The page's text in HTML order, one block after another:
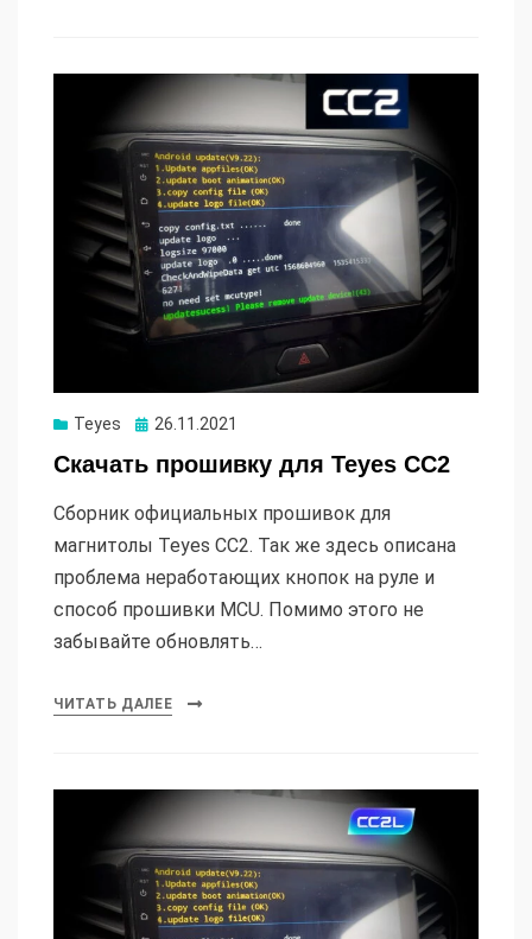
Teyes Опубликовано
26.11.2021
Скачать прошивку для Teyes CC2
Сборник официальных прошивок для
магнитолы Teyes CC2. Так же здесь описана
проблема неработающих кнопок на руле и
способ прошивки MCU. Помимо этого не
забывайте обновлять…
ЧИТАТЬ ДАЛЕЕ